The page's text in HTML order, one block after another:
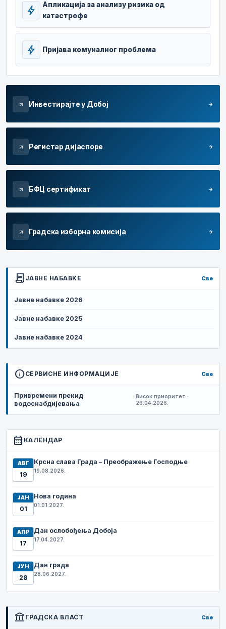
bolt
Апликација за анализу ризика од
катастрофе
bolt Пријава комуналног проблема
arrow_outward Инвестирајте у Добој arrow_forward
arrow_outward Регистар дијаспоре arrow_forward
arrow_outward БФЦ сертификат arrow_forward
arrow_outward Градска изборна комисија arrow_forward
contract ЈАВНЕ НАБАВКЕ Све
Јавне набавке 2026
Јавне набавке 2025
Јавне набавке 2024
infoСЕРВИСНЕ ИНФОРМАЦИЈЕ Све
Привремени прекид
водоснабдијевања
Висок приоритет ·
26.04.2026.
calendar_month КАЛЕНДАР
АВГ
19
Крсна слава Града – Преображење Господње
19.08.2026.
ЈАН
01
Нова година
01.01.2027.
АПР
17
Дан ослобођења Добоја
17.04.2027.
ЈУН
28
Дан града
28.06.2027.
account_balance ГРАДСКА ВЛАСТ Све